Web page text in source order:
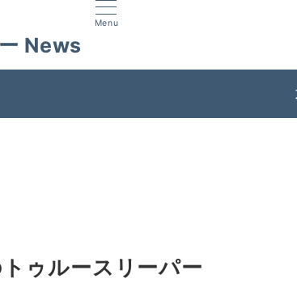
Menu
News
ゥルースリーパー